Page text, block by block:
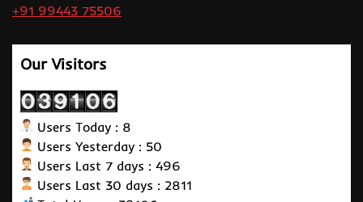
+91 99443 75506
Our Visitors
Users Today : 8
Users Yesterday : 50
Users Last 7 days : 496
Users Last 30 days : 2811